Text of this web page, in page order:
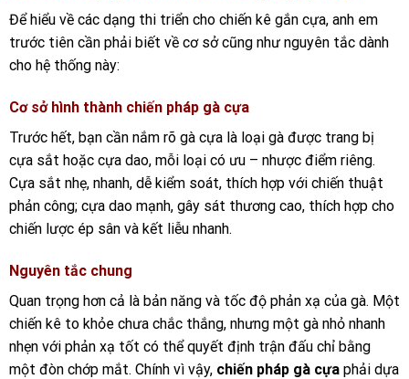
Để hiểu về các dạng thi triển cho chiến kê gắn cựa, anh em
trước tiên cần phải biết về cơ sở cũng như nguyên tắc dành
cho hệ thống này:
Cơ sở hình thành chiến pháp gà cựa
Trước hết, bạn cần nắm rõ gà cựa là loại gà được trang bị
cựa sắt hoặc cựa dao, mỗi loại có ưu – nhược điểm riêng.
Cựa sắt nhẹ, nhanh, dễ kiểm soát, thích hợp với chiến thuật
phản công; cựa dao mạnh, gây sát thương cao, thích hợp cho
chiến lược ép sân và kết liễu nhanh.
Nguyên tắc chung
Quan trọng hơn cả là bản năng và tốc độ phản xạ của gà. Một
chiến kê to khỏe chưa chắc thắng, nhưng một gà nhỏ nhanh
nhẹn với phản xạ tốt có thể quyết định trận đấu chỉ bằng
một đòn chớp mắt. Chính vì vậy, chiến pháp gà cựa phải dựa